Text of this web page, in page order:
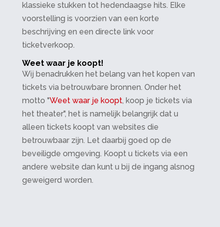
klassieke stukken tot hedendaagse hits. Elke
voorstelling is voorzien van een korte
beschrijving en een directe link voor
ticketverkoop.
Weet waar je koopt!
Wij benadrukken het belang van het kopen van
tickets via betrouwbare bronnen. Onder het
motto "Weet waar je koopt, koop je tickets via
het theater", het is namelijk belangrijk dat u
alleen tickets koopt van websites die
betrouwbaar zijn. Let daarbij goed op de
beveiligde omgeving. Koopt u tickets via een
andere website dan kunt u bij de ingang alsnog
geweigerd worden.